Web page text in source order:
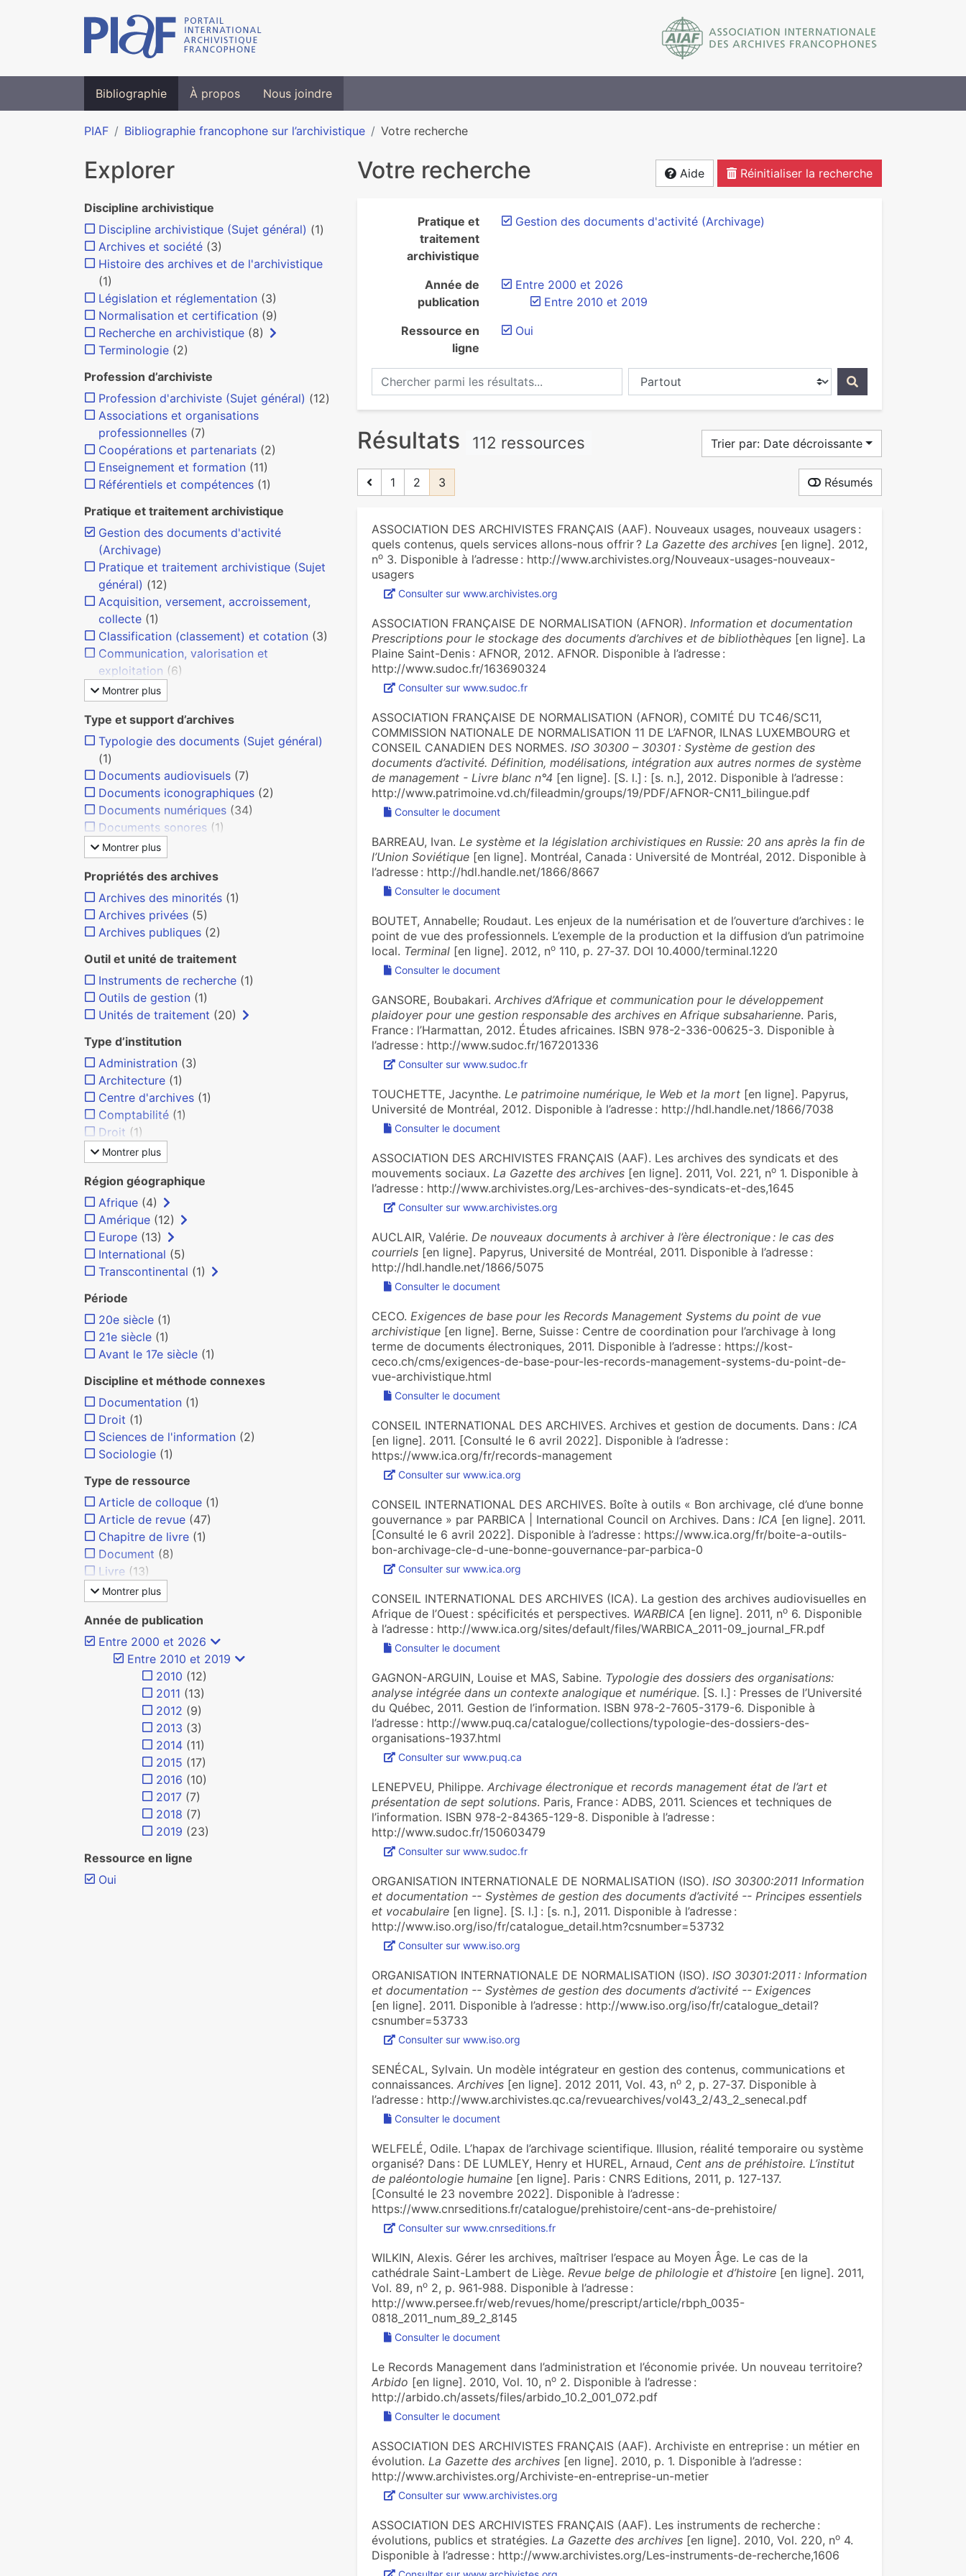
Bibliographie À propos Nous joindre
PIAF Bibliographie francophone sur l’archivistique Votre recherche
Votre recherche Aide Réinitialiser la recherche
Pratique et
traitement
archivistique
Gestion des documents d'activité (Archivage)
Année de
publication
Entre 2000 et 2026
Entre 2010 et 2019
Ressource en
ligne
Oui
Chercher parmi les résultats... Chercher dans...
Résultats 112 ressources Trier par: Date décroissante
1 2 3 Résumés
ASSOCIATION DES ARCHIVISTES FRANÇAIS (AAF). Nouveaux usages, nouveaux usagers :
quels contenus, quels services allons-nous offrir ? La Gazette des archives[en ligne]. 2012,
no3. Disponible à l’adresse : http://www.archivistes.org/Nouveaux-usages-nouveaux-
usagers
Consulter sur www.archivistes.org
ASSOCIATION FRANÇAISE DE NORMALISATION (AFNOR). Information et documentation
Prescriptions pour le stockage des documents d’archives et de bibliothèques[en ligne]. La
Plaine Saint-Denis : AFNOR, 2012. AFNOR. Disponible à l’adresse :
http://www.sudoc.fr/163690324
Consulter sur www.sudoc.fr
ASSOCIATION FRANÇAISE DE NORMALISATION (AFNOR), COMITÉ DU TC46/SC11,
COMMISSION NATIONALE DE NORMALISATION 11 DE L’AFNOR, ILNAS LUXEMBOURG et
CONSEIL CANADIEN DES NORMES. ISO 30300 – 30301 : Système de gestion des
documents d’activité. Définition, modélisations, intégration aux autres normes de système
de management - Livre blanc n°4 [en ligne]. [S. l.] : [s. n.], 2012. Disponible à l’adresse :
http://www.patrimoine.vd.ch/fileadmin/groups/19/PDF/AFNOR-CN11_bilingue.pdf
Consulter le document
BARREAU, Ivan. Le système et la législation archivistiques en Russie: 20 ans après la fin de
l’Union Soviétique[en ligne]. Montréal, Canada : Université de Montréal, 2012. Disponible à
l’adresse : http://hdl.handle.net/1866/8667
Consulter le document
BOUTET, Annabelle; Roudaut. Les enjeux de la numérisation et de l’ouverture d’archives : le
point de vue des professionnels. L’exemple de la production et la diffusion d’un patrimoine
local. Terminal[en ligne]. 2012, no110, p. 27‑37. DOI 10.4000/terminal.1220
Consulter le document
GANSORE, Boubakari. Archives d’Afrique et communication pour le développement
plaidoyer pour une gestion responsable des archives en Afrique subsaharienne. Paris,
France : l’Harmattan, 2012. Études africaines. ISBN 978-2-336-00625-3. Disponible à
l’adresse : http://www.sudoc.fr/167201336
Consulter sur www.sudoc.fr
TOUCHETTE, Jacynthe. Le patrimoine numérique, le Web et la mort[en ligne]. Papyrus,
Université de Montréal, 2012. Disponible à l’adresse : http://hdl.handle.net/1866/7038
Consulter le document
ASSOCIATION DES ARCHIVISTES FRANÇAIS (AAF). Les archives des syndicats et des
mouvements sociaux. La Gazette des archives[en ligne]. 2011, Vol. 221, no1. Disponible à
l’adresse : http://www.archivistes.org/Les-archives-des-syndicats-et-des,1645
Consulter sur www.archivistes.org
AUCLAIR, Valérie. De nouveaux documents à archiver à l’ère électronique : le cas des
courriels[en ligne]. Papyrus, Université de Montréal, 2011. Disponible à l’adresse :
http://hdl.handle.net/1866/5075
Consulter le document
CECO. Exigences de base pour les Records Management Systems du point de vue
archivistique[en ligne]. Berne, Suisse : Centre de coordination pour l’archivage à long
terme de documents électroniques, 2011. Disponible à l’adresse : https://kost-
ceco.ch/cms/exigences-de-base-pour-les-records-management-systems-du-point-de-
vue-archivistique.html
Consulter le document
CONSEIL INTERNATIONAL DES ARCHIVES. Archives et gestion de documents. Dans : ICA
[en ligne]. 2011. [Consulté le 6 avril 2022]. Disponible à l’adresse :
https://www.ica.org/fr/records-management
Consulter sur www.ica.org
CONSEIL INTERNATIONAL DES ARCHIVES. Boîte à outils « Bon archivage, clé d’une bonne
gouvernance » par PARBICA | International Council on Archives. Dans : ICA [en ligne]. 2011.
[Consulté le 6 avril 2022]. Disponible à l’adresse : https://www.ica.org/fr/boite-a-outils-
bon-archivage-cle-d-une-bonne-gouvernance-par-parbica-0
Consulter sur www.ica.org
CONSEIL INTERNATIONAL DES ARCHIVES (ICA). La gestion des archives audiovisuelles en
Afrique de l’Ouest : spécificités et perspectives. WARBICA [en ligne]. 2011, no6. Disponible
à l’adresse : http://www.ica.org/sites/default/files/WARBICA_2011-09_journal_FR.pdf
Consulter le document
GAGNON-ARGUIN, Louise et MAS, Sabine. Typologie des dossiers des organisations:
analyse intégrée dans un contexte analogique et numérique. [S. l.] : Presses de l’Université
du Québec, 2011. Gestion de l’information. ISBN 978-2-7605-3179-6. Disponible à
l’adresse : http://www.puq.ca/catalogue/collections/typologie-des-dossiers-des-
organisations-1937.html
Consulter sur www.puq.ca
LENEPVEU, Philippe. Archivage électronique et records management état de l’art et
présentation de sept solutions. Paris, France : ADBS, 2011. Sciences et techniques de
l’information. ISBN 978-2-84365-129-8. Disponible à l’adresse :
http://www.sudoc.fr/150603479
Consulter sur www.sudoc.fr
ORGANISATION INTERNATIONALE DE NORMALISATION (ISO). ISO 30300:2011 Information
et documentation -- Systèmes de gestion des documents d’activité -- Principes essentiels
et vocabulaire[en ligne]. [S. l.] : [s. n.], 2011. Disponible à l’adresse :
http://www.iso.org/iso/fr/catalogue_detail.htm?csnumber=53732
Consulter sur www.iso.org
ORGANISATION INTERNATIONALE DE NORMALISATION (ISO). ISO 30301:2011 : Information
et documentation -- Systèmes de gestion des documents d’activité -- Exigences
[en ligne]. 2011. Disponible à l’adresse : http://www.iso.org/iso/fr/catalogue_detail?
csnumber=53733
Consulter sur www.iso.org
SENÉCAL, Sylvain. Un modèle intégrateur en gestion des contenus, communications et
connaissances. Archives[en ligne]. 2012 2011, Vol. 43, no2, p. 27‑37. Disponible à
l’adresse : http://www.archivistes.qc.ca/revuearchives/vol43_2/43_2_senecal.pdf
Consulter le document
WELFELÉ, Odile. L’hapax de l’archivage scientifique. Illusion, réalité temporaire ou système
organisé? Dans : DE LUMLEY, Henry et HUREL, Arnaud, Cent ans de préhistoire. L’institut
de paléontologie humaine[en ligne]. Paris : CNRS Editions, 2011, p. 127‑137.
[Consulté le 23 novembre 2022]. Disponible à l’adresse :
https://www.cnrseditions.fr/catalogue/prehistoire/cent-ans-de-prehistoire/
Consulter sur www.cnrseditions.fr
WILKIN, Alexis. Gérer les archives, maîtriser l’espace au Moyen Âge. Le cas de la
cathédrale Saint-Lambert de Liège. Revue belge de philologie et d’histoire[en ligne]. 2011,
Vol. 89, no2, p. 961‑988. Disponible à l’adresse :
http://www.persee.fr/web/revues/home/prescript/article/rbph_0035-
0818_2011_num_89_2_8145
Consulter le document
Le Records Management dans l’administration et l’économie privée. Un nouveau territoire?
Arbido [en ligne]. 2010, Vol. 10, no2. Disponible à l’adresse :
http://arbido.ch/assets/files/arbido_10.2_001_072.pdf
Consulter le document
ASSOCIATION DES ARCHIVISTES FRANÇAIS (AAF). Archiviste en entreprise : un métier en
évolution. La Gazette des archives[en ligne]. 2010, p. 1. Disponible à l’adresse :
http://www.archivistes.org/Archiviste-en-entreprise-un-metier
Consulter sur www.archivistes.org
ASSOCIATION DES ARCHIVISTES FRANÇAIS (AAF). Les instruments de recherche :
évolutions, publics et stratégies. La Gazette des archives[en ligne]. 2010, Vol. 220, no4.
Disponible à l’adresse : http://www.archivistes.org/Les-instruments-de-recherche,1606
Explorer
Discipline archivistique
Discipline archivistique (Sujet général) (1)
Archives et société (3)
Histoire des archives et de l'archivistique
(1)
Législation et réglementation (3)
Normalisation et certification (9)
Recherche en archivistique (8)
Terminologie (2)
Profession d’archiviste
Profession d'archiviste (Sujet général) (12)
Associations et organisations
professionnelles (7)
Coopérations et partenariats (2)
Enseignement et formation (11)
Référentiels et compétences (1)
Pratique et traitement archivistique
Gestion des documents d'activité
(Archivage)
Pratique et traitement archivistique (Sujet
général) (12)
Acquisition, versement, accroissement,
collecte (1)
Classification (classement) et cotation (3)
Communication, valorisation et
exploitation (6)
Montrer plus
Type et support d’archives
Typologie des documents (Sujet général)
(1)
Documents audiovisuels (7)
Documents iconographiques (2)
Documents numériques (34)
Documents sonores (1)
Montrer plus
Propriétés des archives
Archives des minorités (1)
Archives privées (5)
Archives publiques (2)
Outil et unité de traitement
Instruments de recherche (1)
Outils de gestion (1)
Unités de traitement (20)
Type d’institution
Administration (3)
Architecture (1)
Centre d'archives (1)
Comptabilité (1)
Droit (1)
Montrer plus
Région géographique
Afrique (4)
Amérique (12)
Europe (13)
International (5)
Transcontinental (1)
Période
20e siècle (1)
21e siècle (1)
Avant le 17e siècle (1)
Discipline et méthode connexes
Documentation (1)
Droit (1)
Sciences de l'information (2)
Sociologie (1)
Type de ressource
Article de colloque (1)
Article de revue (47)
Chapitre de livre (1)
Document (8)
Livre (13)
Montrer plus
Année de publication
Entre 2000 et 2026
Entre 2010 et 2019
2010 (12)
2011 (13)
2012 (9)
2013 (3)
2014 (11)
2015 (17)
2016 (10)
2017 (7)
2018 (7)
2019 (23)
Ressource en ligne
Oui